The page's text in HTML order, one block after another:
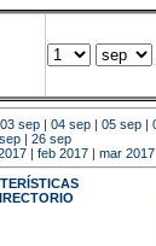
03 sep | 04 sep | 05 sep |
| 26 sep
| feb 2017 | mar 2017